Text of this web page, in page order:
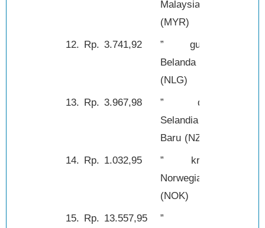
Malaysia
(MYR)
12. Rp. 3.741,92
” guilder
Belanda
(NLG)
13. Rp. 3.967,98
” dolar
Selandia
Baru (NZD)
14. Rp. 1.032,95
” kroner
Norwegia
(NOK)
15. Rp. 13.557,95
”